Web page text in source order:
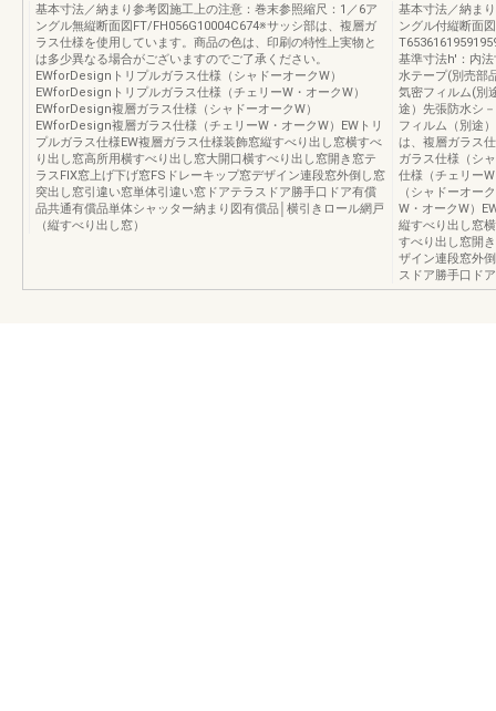
基本寸法／納まり参考図施工上の注意：巻末参照縮尺：1／6ア
ングル無縦断面図FT/FH056G10004C674※サッシ部は、複層ガ
ラス仕様を使用しています。商品の色は、印刷の特性上実物と
は多少異なる場合がございますのでご了承ください。
EWforDesignトリプルガラス仕様（シャドーオークW）
EWforDesignトリプルガラス仕様（チェリーW・オークW）
EWforDesign複層ガラス仕様（シャドーオークW）
EWforDesign複層ガラス仕様（チェリーW・オークW）EWトリ
プルガラス仕様EW複層ガラス仕様装飾窓縦すべり出し窓横すべ
り出し窓高所用横すべり出し窓大開口横すべり出し窓開き窓テ
ラスFIX窓上げ下げ窓FSドレーキップ窓デザイン連段窓外倒し窓
突出し窓引違い窓単体引違い窓ドアテラスドア勝手口ドア有償
品共通有償品単体シャッター納まり図有償品│横引きロール網戸
（縦すべり出し窓）
基本寸法／納ま
ングル付縦断面
基準寸法h'：内
水テープ(別売部
気密フィルム(別
途）先張防水シ
フィルム（別途
は、複層ガラス
ガラス仕様（シ
仕様（チェリー
（シャドーオー
W・オークW）
縦すべり出し窓
すべり出し窓開
ザイン連段窓外
スドア勝手口ド